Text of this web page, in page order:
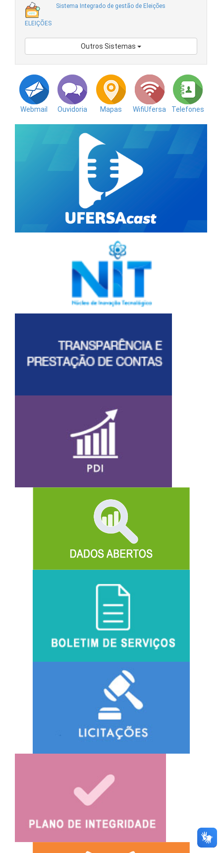
ELEIÇÕES
Sistema Integrado de gestão de Eleições
Outros Sistemas
Webmail Ouvidoria Mapas WifiUfersa Telefones